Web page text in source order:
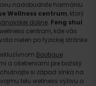
nadobudnite harmóniu
Wellness centrum, ktorý
doline. Feng shui
centrom, kde vás
nielen po fyzickej stránke.
Boutique
a ošetreniami pre božský
si západ slnka na
telu wellness výživu a